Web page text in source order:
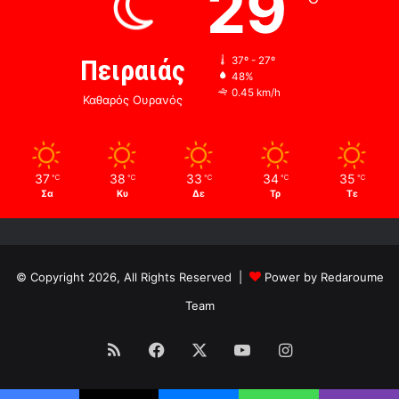
Πειραιάς
Καθαρός Ουρανός
37º - 27º
48%
0.45 km/h
37 ℃
Σα
38 ℃
Κυ
33 ℃
Δε
34 ℃
Τρ
35 ℃
Τε
© Copyright 2026, All Rights Reserved |
Power by Redaroume
Team
RSS Facebook YouTubeInstagram